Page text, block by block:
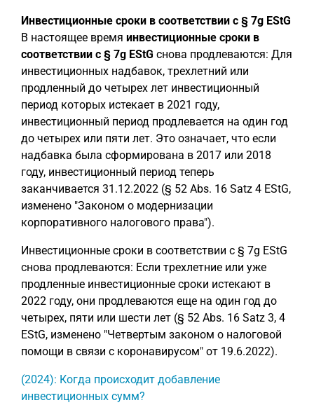
Инвестиционные сроки в соответствии с § 7g EStG
В настоящее время инвестиционные сроки в
соответствии с § 7g EStG снова продлеваются: Для
инвестиционных надбавок, трехлетний или
продленный до четырех лет инвестиционный
период которых истекает в 2021 году,
инвестиционный период продлевается на один год
до четырех или пяти лет. Это означает, что если
надбавка была сформирована в 2017 или 2018
году, инвестиционный период теперь
заканчивается 31.12.2022 (§ 52 Abs. 16 Satz 4 EStG,
изменено "Законом о модернизации
корпоративного налогового права").
Инвестиционные сроки в соответствии с § 7g EStG
снова продлеваются: Если трехлетние или уже
продленные инвестиционные сроки истекают в
2022 году, они продлеваются еще на один год до
четырех, пяти или шести лет (§ 52 Abs. 16 Satz 3, 4
EStG, изменено "Четвертым законом о налоговой
помощи в связи с коронавирусом" от 19.6.2022).
(2024): Когда происходит добавление
инвестиционных сумм?